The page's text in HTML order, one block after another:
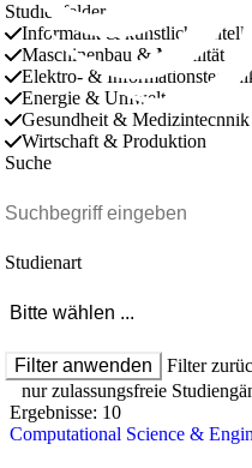
Studienfelder
Informatik & künstliche
Maschinenbau & Mobilität
Elektro- &
Energie & Umwelt
Gesundheit & Medizintechnik
Wirtschaft & Produktion
Suche
Studienart
Filter anwenden
Filter
nur zulassungsfreie
Ergebnisse: 10
Computational Science &